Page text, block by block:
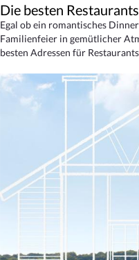
Die besten Restaurants
Egal ob ein romantisches
Familienfeier in gemütlicher
besten Adressen für